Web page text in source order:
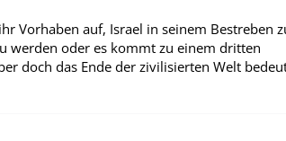
Vorhaben auf, Israel in seinem Bestreben
werden oder es kommt zu einem dritten
doch das Ende der zivilisierten Welt